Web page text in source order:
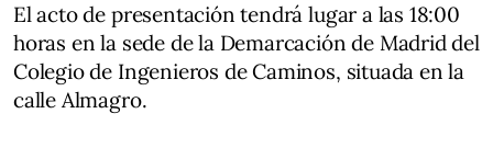
El acto de presentación tendrá lugar a las 18:00
horas en la sede de la Demarcación de Madrid del
Colegio de Ingenieros de Caminos, situada en la
calle Almagro.